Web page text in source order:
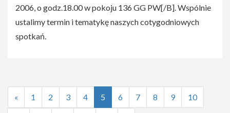
2006, o godz.18.00 w pokoju 136 GG PW[/B]. Wspólnie
ustalimy termin i tematykę naszych cotygodniowych
spotkań.
« 1 2 3 4 5 6 7 8 9 10